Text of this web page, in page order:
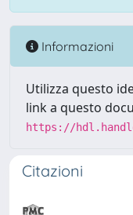
Informazioni
Utilizza questo
link a questo
https://
Citazioni